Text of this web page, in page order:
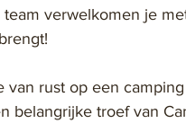
verwelkomen je
van rust op een
belangrijke troef van